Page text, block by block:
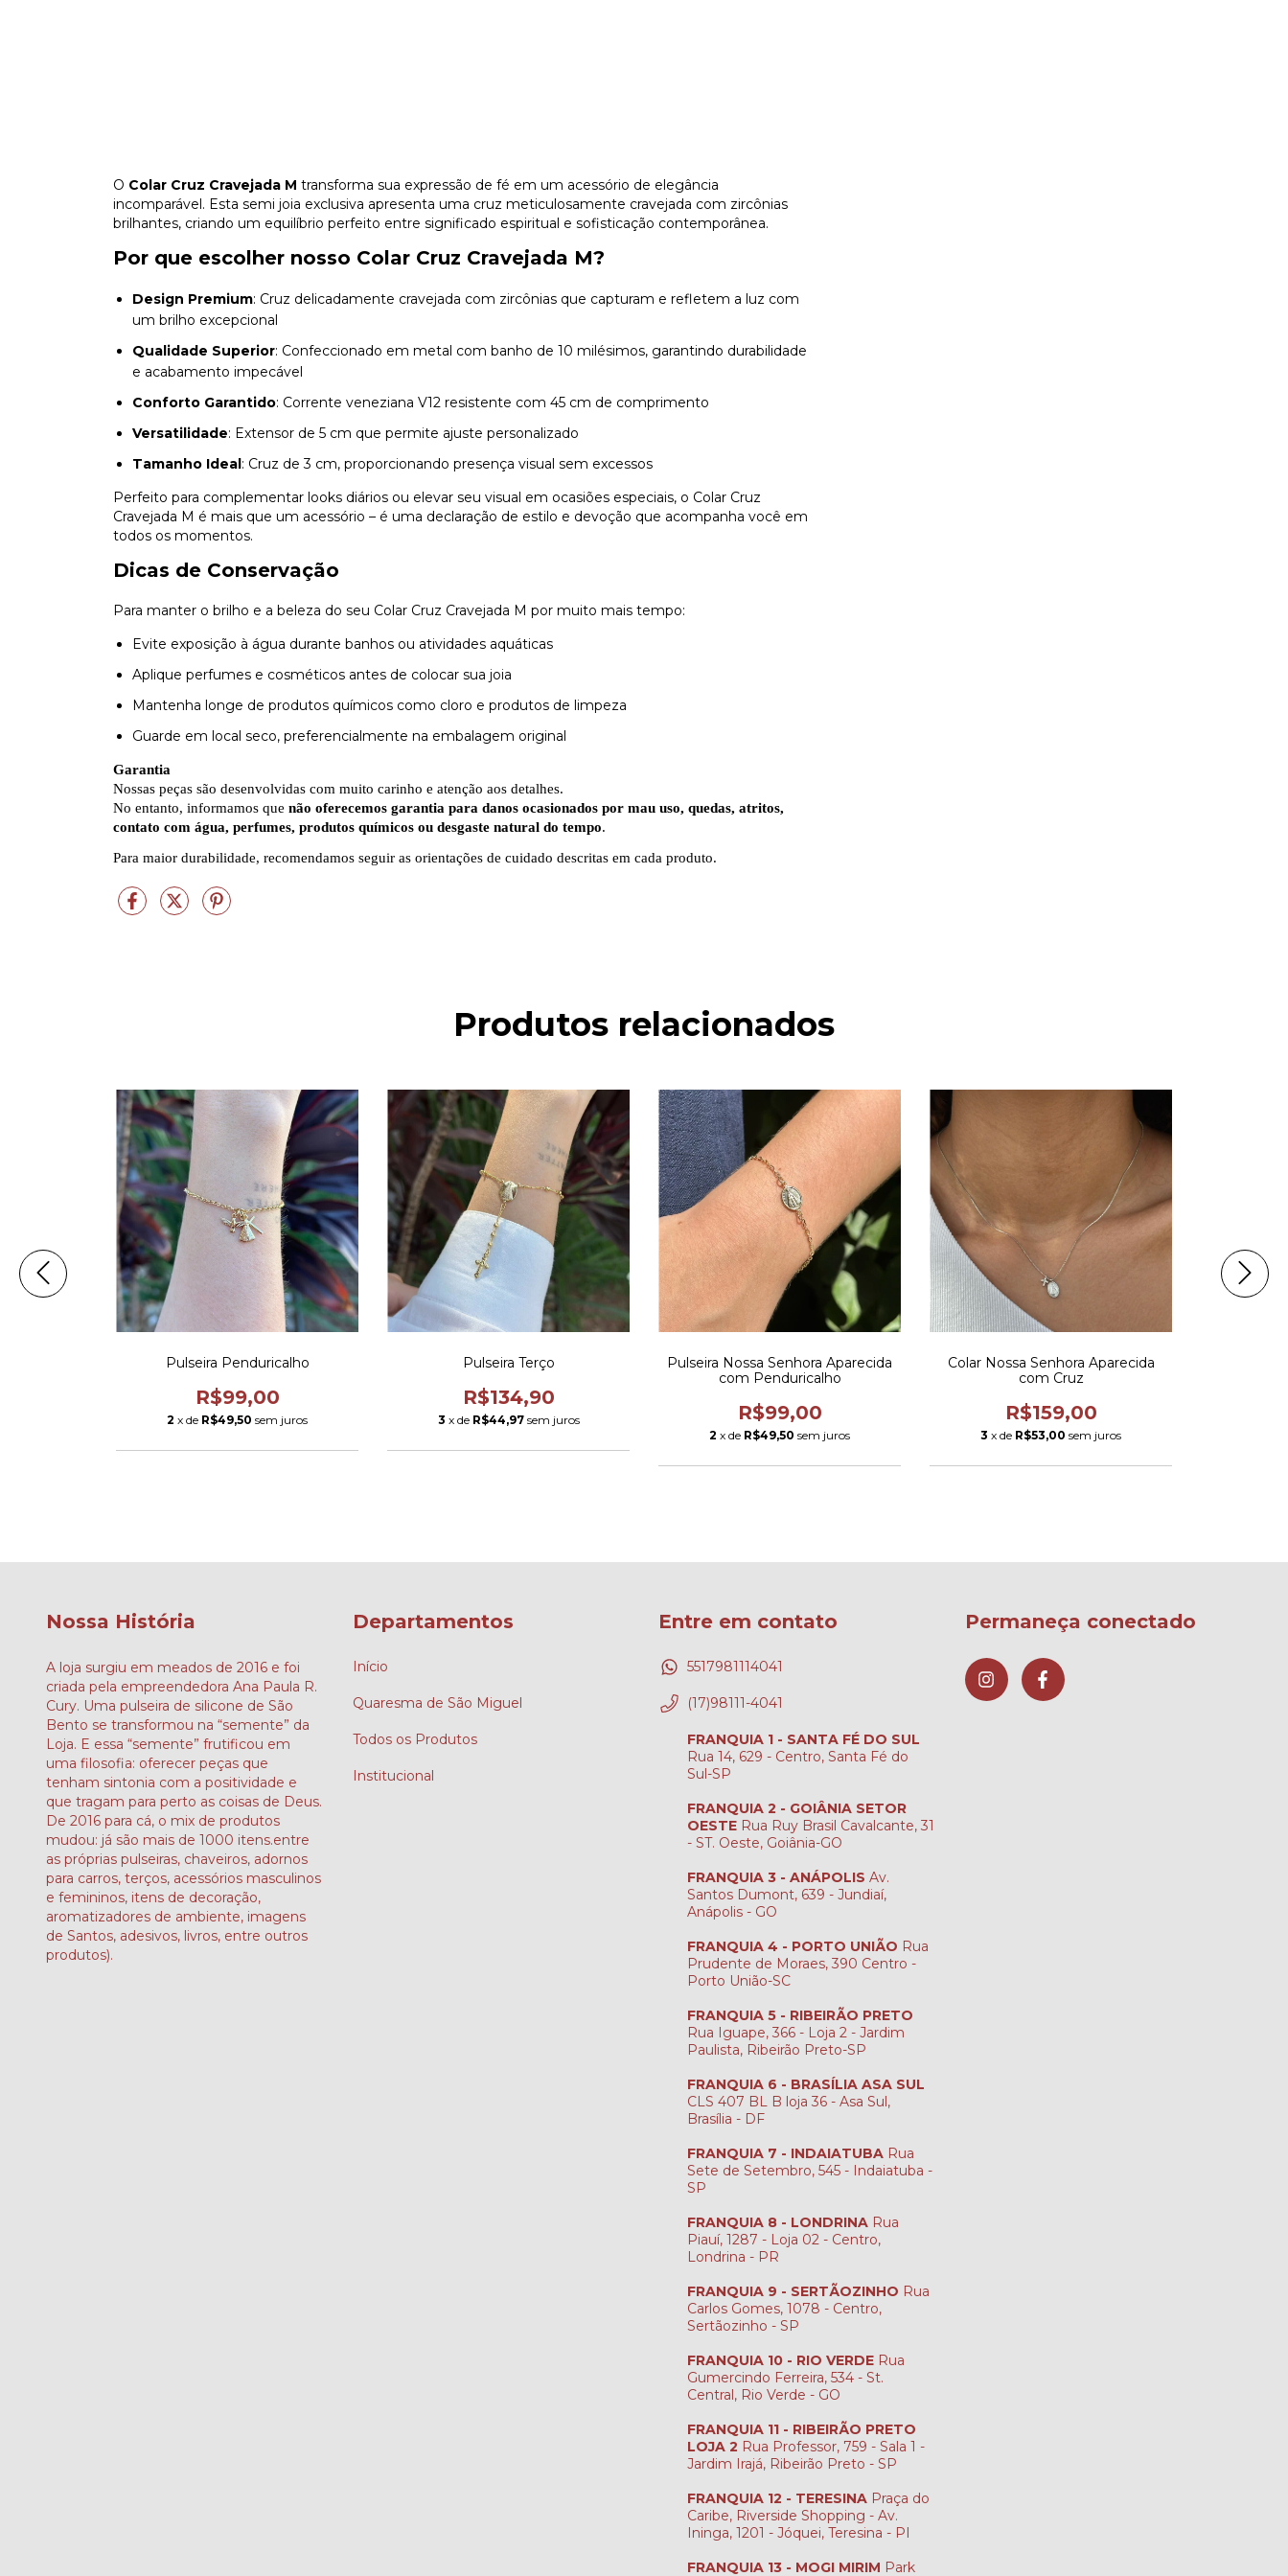
O Colar Cruz Cravejada M transforma sua expressão de fé em um acessório de elegância
incomparável. Esta semi joia exclusiva apresenta uma cruz meticulosamente cravejada com zircônias
brilhantes, criando um equilíbrio perfeito entre significado espiritual e sofisticação contemporânea.
Por que escolher nosso Colar Cruz Cravejada M?
Design Premium: Cruz delicadamente cravejada com zircônias que capturam e refletem a luz com
um brilho excepcional
Qualidade Superior: Confeccionado em metal com banho de 10 milésimos, garantindo durabilidade
e acabamento impecável
Conforto Garantido: Corrente veneziana V12 resistente com 45 cm de comprimento
Versatilidade: Extensor de 5 cm que permite ajuste personalizado
Tamanho Ideal : Cruz de 3 cm, proporcionando presença visual sem excessos
Perfeito para complementar looks diários ou elevar seu visual em ocasiões especiais, o Colar Cruz
Cravejada M é mais que um acessório – é uma declaração de estilo e devoção que acompanha você em
todos os momentos.
Dicas de Conservação
Para manter o brilho e a beleza do seu Colar Cruz Cravejada M por muito mais tempo:
Evite exposição à água durante banhos ou atividades aquáticas
Aplique perfumes e cosméticos antes de colocar sua joia
Mantenha longe de produtos químicos como cloro e produtos de limpeza
Guarde em local seco, preferencialmente na embalagem original
Garantia
Nossas peças são desenvolvidas com muito carinho e atenção aos detalhes.
No entanto, informamos que não oferecemos garantia para danos ocasionados por mau uso, quedas, atritos,
contato com água, perfumes, produtos químicos ou desgaste natural do tempo.
Para maior durabilidade, recomendamos seguir as orientações de cuidado descritas em cada produto.
Produtos relacionados
Pulseira Penduricalho
R$99,00
2 x de R$49,50 sem juros
Pulseira Terço
R$134,90
3 x de R$44,97 sem juros
Pulseira Nossa Senhora Aparecida
com Penduricalho
R$99,00
2 x de R$49,50 sem juros
Colar Nossa Senhora Aparecida
com Cruz
R$159,00
3 x de R$53,00 sem juros
Nossa História
A loja surgiu em meados de 2016 e foi
criada pela empreendedora Ana Paula R.
Cury. Uma pulseira de silicone de São
Bento se transformou na “semente” da
Loja. E essa “semente” frutificou em
uma filosofia: oferecer peças que
tenham sintonia com a positividade e
que tragam para perto as coisas de Deus.
De 2016 para cá, o mix de produtos
mudou: já são mais de 1000 itens.entre
as próprias pulseiras, chaveiros, adornos
para carros, terços, acessórios masculinos
e femininos, itens de decoração,
aromatizadores de ambiente, imagens
de Santos, adesivos, livros, entre outros
produtos).
Departamentos
Início
Quaresma de São Miguel
Todos os Produtos
Institucional
Entre em contato
5517981114041
(17)98111-4041
FRANQUIA 1 - SANTA FÉ DO SUL
Rua 14, 629 - Centro, Santa Fé do
Sul-SP
FRANQUIA 2 - GOIÂNIA SETOR
OESTE Rua Ruy Brasil Cavalcante, 31
- ST. Oeste, Goiânia-GO
FRANQUIA 3 - ANÁPOLIS Av.
Santos Dumont, 639 - Jundiaí,
Anápolis - GO
FRANQUIA 4 - PORTO UNIÃO Rua
Prudente de Moraes, 390 Centro -
Porto União-SC
FRANQUIA 5 - RIBEIRÃO PRETO
Rua Iguape, 366 - Loja 2 - Jardim
Paulista, Ribeirão Preto-SP
FRANQUIA 6 - BRASÍLIA ASA SUL
CLS 407 BL B loja 36 - Asa Sul,
Brasília - DF
FRANQUIA 7 - INDAIATUBA Rua
Sete de Setembro, 545 - Indaiatuba -
SP
FRANQUIA 8 - LONDRINA Rua
Piauí, 1287 - Loja 02 - Centro,
Londrina - PR
FRANQUIA 9 - SERTÃOZINHO Rua
Carlos Gomes, 1078 - Centro,
Sertãozinho - SP
FRANQUIA 10 - RIO VERDE Rua
Gumercindo Ferreira, 534 - St.
Central, Rio Verde - GO
FRANQUIA 11 - RIBEIRÃO PRETO
LOJA 2 Rua Professor, 759 - Sala 1 -
Jardim Irajá, Ribeirão Preto - SP
FRANQUIA 12 - TERESINA Praça do
Caribe, Riverside Shopping - Av.
Ininga, 1201 - Jóquei, Teresina - PI
FRANQUIA 13 - MOGI MIRIM Park
Permaneça conectado